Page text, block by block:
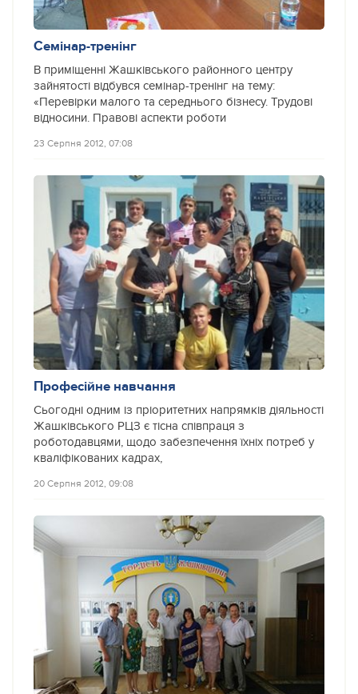
Семінар-тренінг
В приміщенні Жашківського районного центру
зайнятості відбувся семінар-тренінг на тему:
«Перевірки малого та середнього бізнесу. Трудові
відносини. Правові аспекти роботи
23 Серпня 2012, 07:08
Професійне навчання
Сьогодні одним із пріоритетних напрямків діяльності
Жашківського РЦЗ є тісна співпраця з
роботодавцями, щодо забезпечення їхніх потреб у
кваліфікованих кадрах,
20 Серпня 2012, 09:08